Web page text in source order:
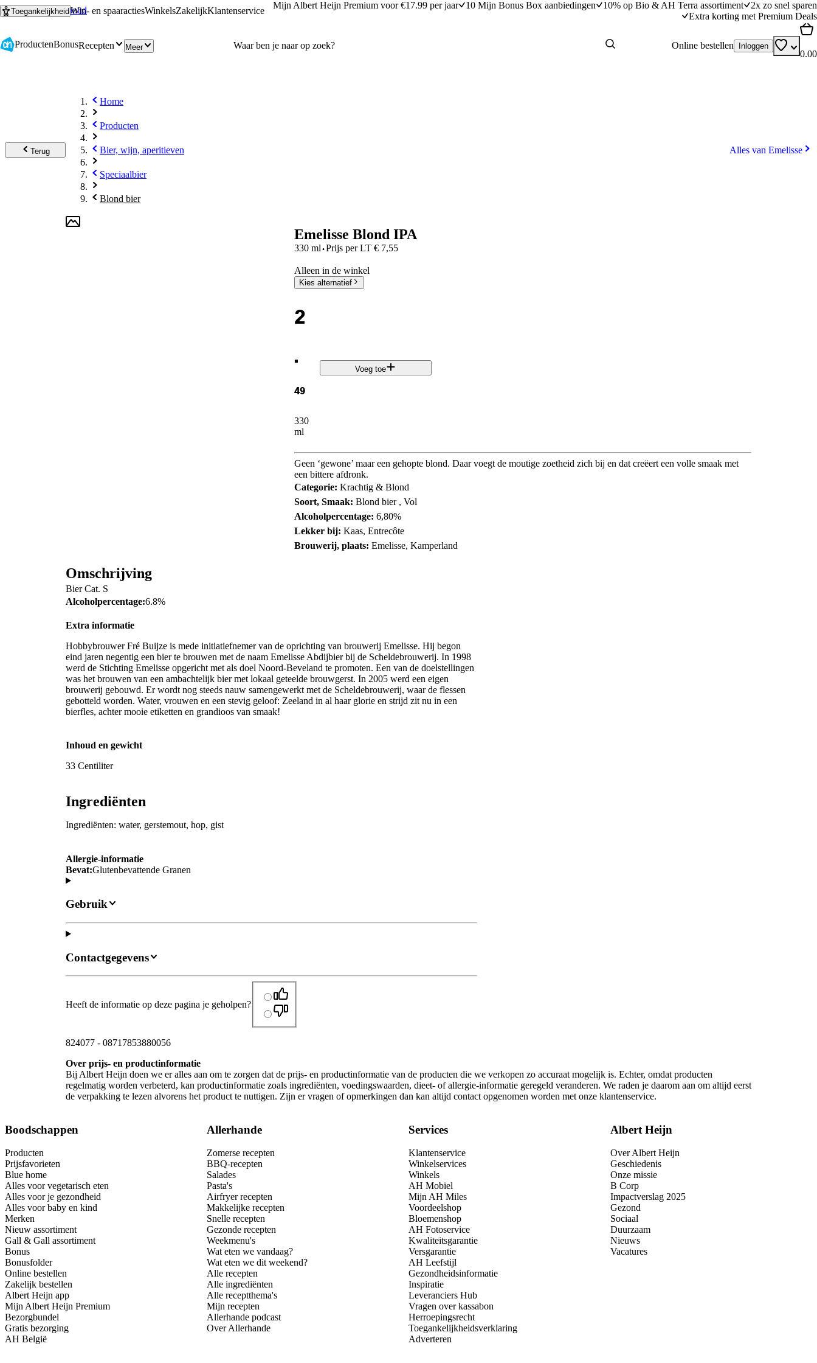
Ga naar hoofdinhoud
Ga naar zoeken
ToegankelijkheidWin- en spaaractiesWinkelsZakelijkKlantenservice
Mijn Albert Heijn Premium voor €17.99 per jaar 10 Mijn Bonus Box aanbiedingen 10% op Bio & AH Terra assortiment
2x zo snel sparen
Extra korting met Premium Deals
ProductenBonusRecepten Meer Online bestellen Inloggen
0.00
Terug
Home
Producten
Bier, wijn, aperitieven
Speciaalbier
Blond bier
Alles van Emelisse
Emelisse Blond IPA
330 ml·Prijs per LT€ 7,55
Alleen in de winkel
Kies alternatief
2
.
49
330
ml
Voeg toe
Geen ‘gewone’ maar een gehopte blond. Daar voegt de moutige zoetheid zich bij en dat creëert een volle smaak met
een bittere afdronk.
Categorie: Krachtig & Blond
Soort, Smaak: Blond bier , Vol
Alcoholpercentage: 6,80%
Lekker bij: Kaas, Entrecôte
Brouwerij, plaats: Emelisse, Kamperland
Omschrijving
Bier Cat. S
Alcoholpercentage:6.8%
Extra informatie
Hobbybrouwer Fré Buijze is mede initiatiefnemer van de oprichting van brouwerij Emelisse. Hij begon
eind jaren negentig een bier te brouwen met de naam Emelisse Abdijbier bij de Scheldebrouwerij. In 1998
werd de Stichting Emelisse opgericht met als doel Noord-Beveland te promoten. Een van de doelstellingen
was het brouwen van een ambachtelijk bier met lokaal geteelde brouwgerst. In 2005 werd een eigen
brouwerij gebouwd. Er wordt nog steeds nauw samengewerkt met de Scheldebrouwerij, waar de flessen
gebotteld worden. Water, vrouwen en een stevig geloof: Zeeland in al haar glorie en strijd zit nu in een
bierfles, achter mooie etiketten en grandioos van smaak!
Inhoud en gewicht
33 Centiliter
Ingrediënten
Ingrediënten: water, gerstemout, hop, gist
Allergie-informatie
Bevat:Glutenbevattende Granen
Gebruik
Contactgegevens
Heeft de informatie op deze pagina je geholpen?
824077 - 08717853880056
Over prijs- en productinformatie
Bij Albert Heijn doen we er alles aan om te zorgen dat de prijs- en productinformatie van de producten die we verkopen zo accuraat mogelijk is. Echter, omdat producten
regelmatig worden verbeterd, kan productinformatie zoals ingrediënten, voedingswaarden, dieet- of allergie-informatie geregeld veranderen. We raden je daarom aan om altijd eerst
de verpakking te lezen alvorens het product te nuttigen. Zijn er vragen of opmerkingen dan kan altijd contact opgenomen worden met onze klantenservice.
Boodschappen
Producten
Prijsfavorieten
Blue home
Alles voor vegetarisch eten
Alles voor je gezondheid
Alles voor baby en kind
Merken
Nieuw assortiment
Gall & Gall assortiment
Bonus
Bonusfolder
Online bestellen
Zakelijk bestellen
Albert Heijn app
Mijn Albert Heijn Premium
Bezorgbundel
Gratis bezorging
AH België
Allerhande
Zomerse recepten
BBQ-recepten
Salades
Pasta's
Airfryer recepten
Makkelijke recepten
Snelle recepten
Gezonde recepten
Weekmenu's
Wat eten we vandaag?
Wat eten we dit weekend?
Alle recepten
Alle ingrediënten
Alle receptthema's
Mijn recepten
Allerhande podcast
Over Allerhande
Services
Klantenservice
Winkelservices
Winkels
AH Mobiel
Mijn AH Miles
Voordeelshop
Bloemenshop
AH Fotoservice
Kwaliteitsgarantie
Versgarantie
AH Leefstijl
Gezondheidsinformatie
Inspiratie
Leveranciers Hub
Vragen over kassabon
Herroepingsrecht
Toegankelijkheidsverklaring
Adverteren
Albert Heijn
Over Albert Heijn
Geschiedenis
Onze missie
B Corp
Impactverslag 2025
Gezond
Sociaal
Duurzaam
Nieuws
Vacatures